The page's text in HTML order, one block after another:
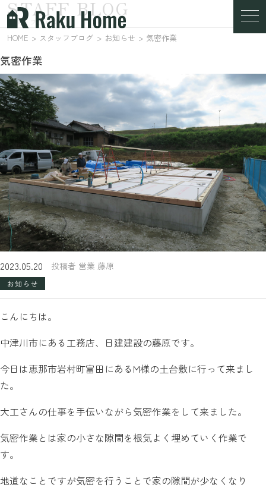
スタッフブログ
STAFF BLOG
HOME スタッフブログ お知らせ 気密作業
気密作業
2023.05.20 投稿者 営業 藤原
お知らせ
こんにちは。
中津川市にある工務店、日建建設の藤原です。
今日は恵那市岩村町富田にあるM様の土台敷に行って来まし
た。
大工さんの仕事を手伝いながら気密作業をして来ました。
気密作業とは家の小さな隙間を根気よく埋めていく作業で
す。
地道なことですが気密を行うことで家の隙間が少なくなり